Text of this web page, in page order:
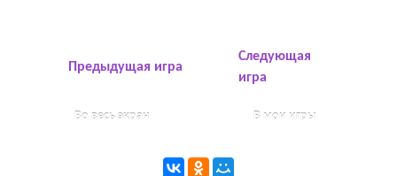
Предыдущая игра
Во весь экран В мои игры
Следующая
игра